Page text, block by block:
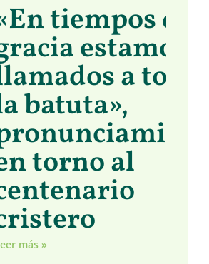
tiempos de
estamos
a
batuta»,
torno al
más »